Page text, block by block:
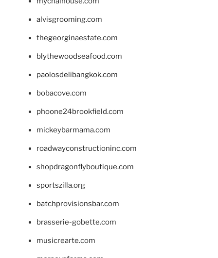
alvisgrooming.com
thegeorginaestate.com
blythewoodseafood.com
paolosdelibangkok.com
bobacove.com
phoone24brookfield.com
mickeybarmama.com
roadwayconstructioninc.com
shopdragonflyboutique.com
sportszilla.org
batchprovisionsbar.com
brasserie-gobette.com
musicrearte.com